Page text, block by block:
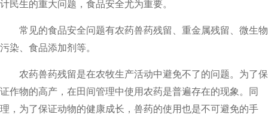
计民生的重大问题，食品安全尤为重要。
常见的食品安全问题有农药兽药残留、重金属残留、微生物
污染、食品添加剂等。
农药兽药残留是在农牧生产活动中避免不了的问题。为了保
证作物的高产，在田间管理中使用农药是普遍存在的现象。同
理，为了保证动物的健康成长，兽药的使用也是不可避免的手